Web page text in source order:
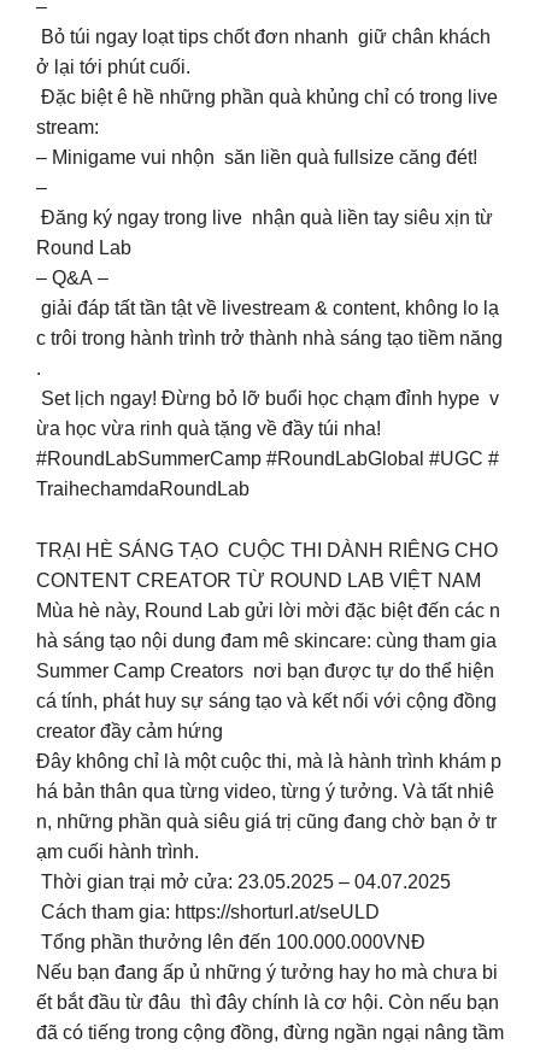
–
Bỏ túi ngay loạt tips chốt đơn nhanh giữ chân khách
ở lại tới phút cuối.
Đặc biệt ê hề những phần quà khủng chỉ có trong live
stream:
– Minigame vui nhộn săn liền quà fullsize căng đét!
–
Đăng ký ngay trong live nhận quà liền tay siêu xịn từ
Round Lab
– Q&A –
giải đáp tất tần tật về livestream & content, không lo lạ
c trôi trong hành trình trở thành nhà sáng tạo tiềm năng
.
Set lịch ngay! Đừng bỏ lỡ buổi học chạm đỉnh hype v
ừa học vừa rinh quà tặng về đầy túi nha!
#RoundLabSummerCamp #RoundLabGlobal #UGC #
TraihechamdaRoundLab
TRẠI HÈ SÁNG TẠO CUỘC THI DÀNH RIÊNG CHO
CONTENT CREATOR TỪ ROUND LAB VIỆT NAM
Mùa hè này, Round Lab gửi lời mời đặc biệt đến các n
hà sáng tạo nội dung đam mê skincare: cùng tham gia
Summer Camp Creators nơi bạn được tự do thể hiện
cá tính, phát huy sự sáng tạo và kết nối với cộng đồng
creator đầy cảm hứng
Đây không chỉ là một cuộc thi, mà là hành trình khám p
há bản thân qua từng video, từng ý tưởng. Và tất nhiê
n, những phần quà siêu giá trị cũng đang chờ bạn ở tr
ạm cuối hành trình.
Thời gian trại mở cửa: 23.05.2025 – 04.07.2025
Cách tham gia: https://shorturl.at/seULD
Tổng phần thưởng lên đến 100.000.000VNĐ
Nếu bạn đang ấp ủ những ý tưởng hay ho mà chưa bi
ết bắt đầu từ đâu thì đây chính là cơ hội. Còn nếu bạn
đã có tiếng trong cộng đồng, đừng ngần ngại nâng tầm